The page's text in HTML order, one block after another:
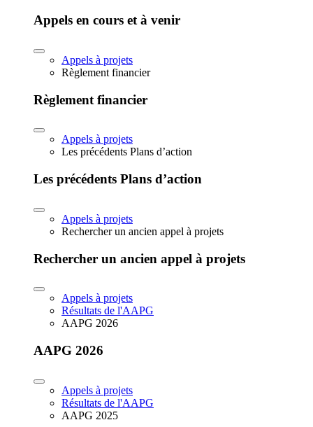
Appels en cours et à venir
Appels à projets
Règlement financier
Règlement financier
Appels à projets
Les précédents Plans d’action
Les précédents Plans d’action
Appels à projets
Rechercher un ancien appel à projets
Rechercher un ancien appel à projets
Appels à projets
Résultats de l'AAPG
AAPG 2026
AAPG 2026
Appels à projets
Résultats de l'AAPG
AAPG 2025